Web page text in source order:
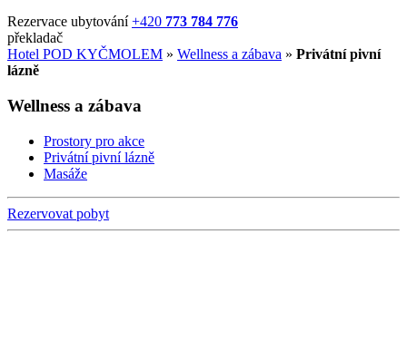
Rezervace ubytování+420 773 784 776
překladač
Hotel POD KYČMOLEM » Wellness a zábava » Privátní pivní
lázně
Wellness a zábava
Prostory pro akce
Privátní pivní lázně
Masáže
Rezervovat pobyt